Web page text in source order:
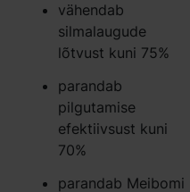
vähendab
silmalaugude
lõtvust kuni 75%
parandab
pilgutamise
efektiivsust kuni
70%
parandab Meibomi